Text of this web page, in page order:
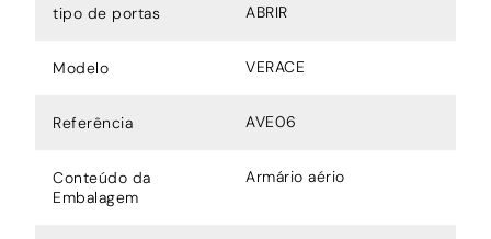
tipo de portas ABRIR
Modelo VERACE
Referência AVE06
Conteúdo da
Embalagem
Armário aério